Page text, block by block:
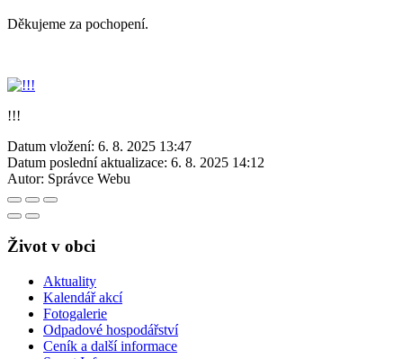
Děkujeme za pochopení.
!!!
Datum vložení: 6. 8. 2025 13:47
Datum poslední aktualizace: 6. 8. 2025 14:12
Autor: Správce Webu
Život v obci
Aktuality
Kalendář akcí
Fotogalerie
Odpadové hospodářství
Ceník a další informace